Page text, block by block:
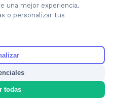
una mejor experiencia.
o personalizar tus
todas